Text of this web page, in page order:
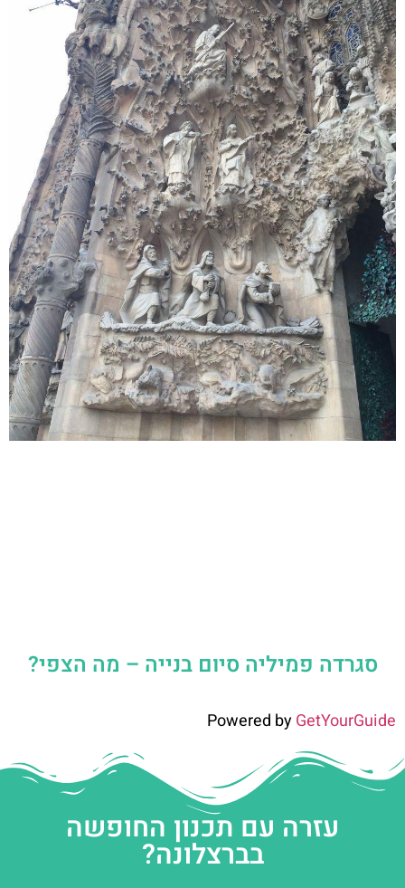
סגרדה פמיליה סיום בנייה – מה הצפי?
Powered byGetYourGuide
עזרה עם תכנון החופשה
בברצלונה?